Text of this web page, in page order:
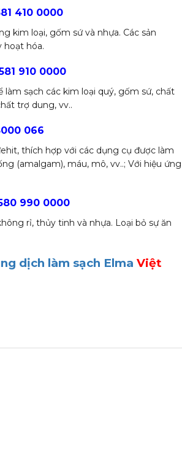
410 0000
kim loại, gốm sứ và nhựa. Các sản
hoạt hóa.
910 0000
sạch các kim loại quý, gốm sứ, chất
trợ dung, vv..
066
thích hợp với các dụng cụ được làm
(amalgam), máu, mô, vv..; Với hiệu ứng
990 0000
rỉ, thủy tinh và nhựa. Loại bỏ sự ăn
dịch làm sạch Elma Việt